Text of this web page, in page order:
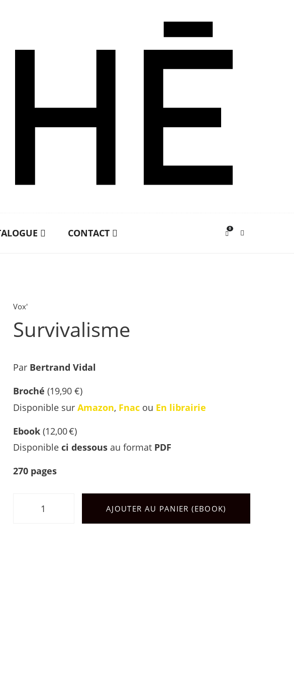
CONTACT 0
Vox'
Survivalisme
Par Bertrand Vidal
Broché (19,90 €)
Disponible sur Amazon, Fnacou En librairie
Ebook(12,00€)
Disponible ci dessousau format PDF
270pages
quantité de SurvivalismeAJOUTER AU PANIER (EBOOK)